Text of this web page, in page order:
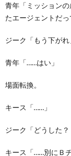
青年「ミッション
たエージェントだ
ジーク「もう下がれ
青年「……はい」
場面転換。
キース「……」
ジーク「どうした
キース「……別にＢ